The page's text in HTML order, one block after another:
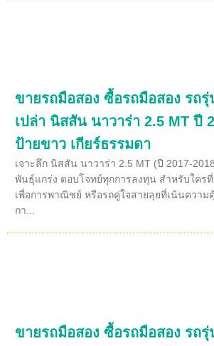
ขายรถมือสอง ซื้อรถมือสอง รถ
เปล่า นิสสัน นาวาร่า 2.5 MT ปี
ป้ายขาว เกียร์ธรรมดา
เจาะลึก นิสสัน นาวาร่า 2.5 MT (ปี 2017-
พันธุ์แกร่ง ตอบโจทย์ทุกการลงทุน สำหรับใคร
เพื่อการพาณิชย์ หรือรถคู่ใจสายลุยที่เน้นควา
กา...
ขายรถมือสอง ซื้อรถมือสอง รถ